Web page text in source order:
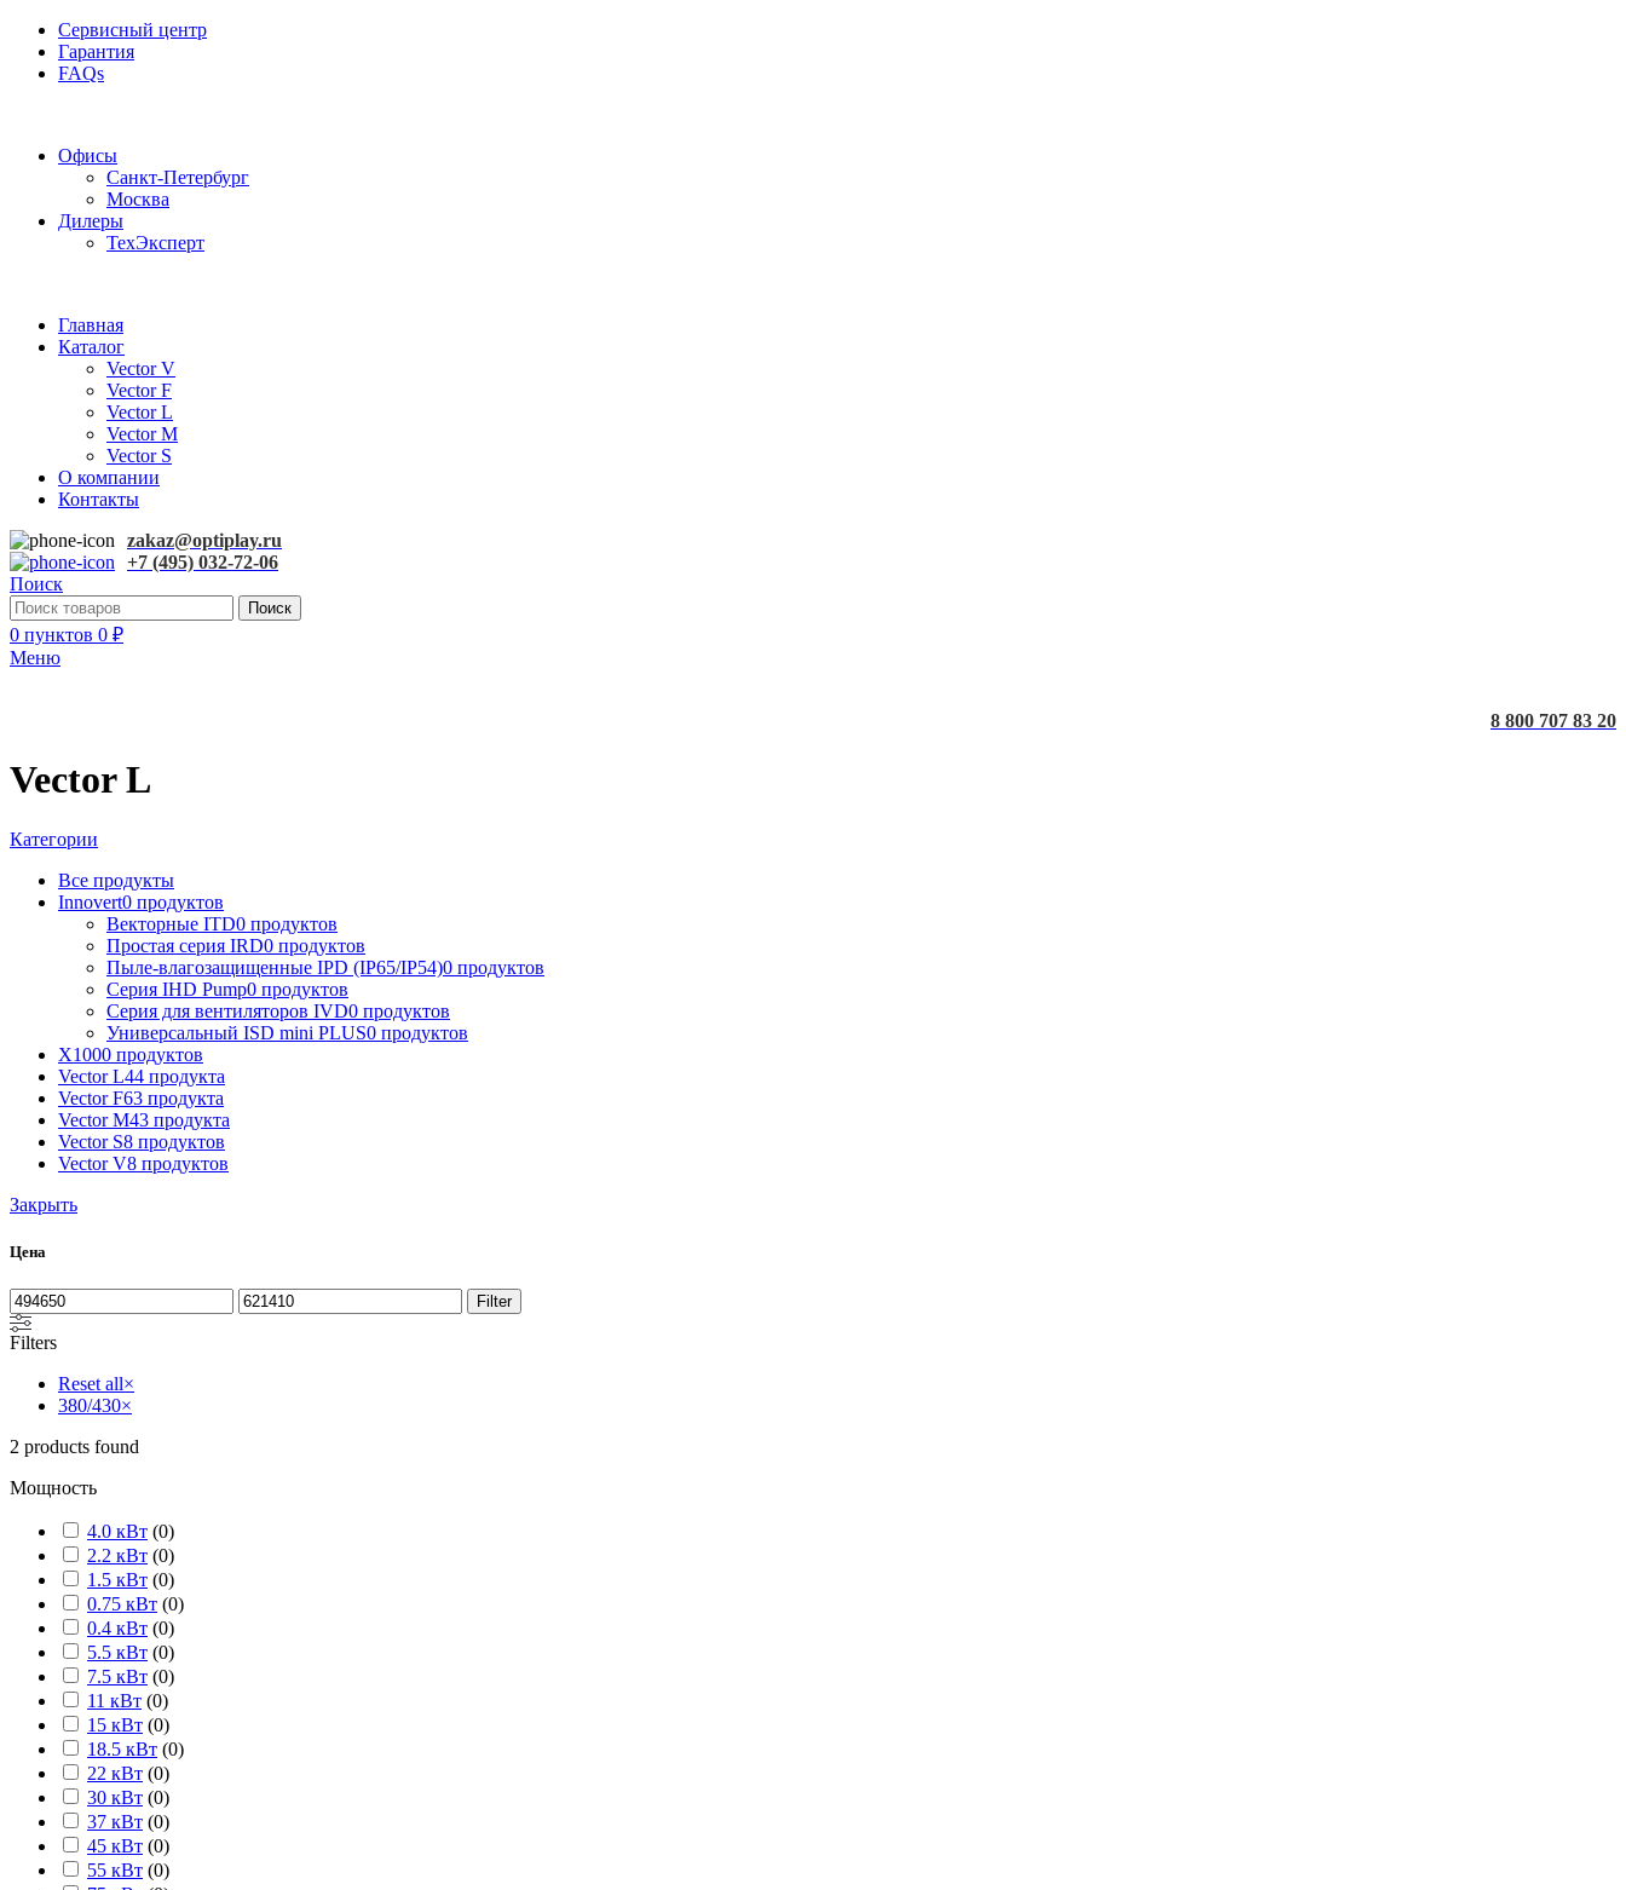
Сервисный центр
Гарантия
FAQs
Офисы
Санкт-Петербург
Москва
Дилеры
ТехЭксперт
Главная
Каталог
Vector V
Vector F
Vector L
Vector M
Vector S
О компании
Контакты
zakaz@optiplay.ru
+7 (495) 032-72-06
Поиск
Поиск
0 пунктов 0 ₽
Меню
8 800 707 83 20
Vector L
Категории
Все продукты
Innovert0 продуктов
Векторные ITD0 продуктов
Простая серия IRD0 продуктов
Пыле-влагозащищенные IPD (IP65/IP54)0 продуктов
Серия IHD Pump0 продуктов
Серия для вентиляторов IVD0 продуктов
Универсальный ISD mini PLUS0 продуктов
X1000 продуктов
Vector L44 продукта
Vector F63 продукта
Vector M43 продукта
Vector S8 продуктов
Vector V8 продуктов
Закрыть
Цена
Filter
Filters
Reset all×
380/430×
2 products found
Мощность
4.0 кВт (0)
2.2 кВт (0)
1.5 кВт (0)
0.75 кВт (0)
0.4 кВт (0)
5.5 кВт (0)
7.5 кВт (0)
11 кВт (0)
15 кВт (0)
18.5 кВт (0)
22 кВт (0)
30 кВт (0)
37 кВт (0)
45 кВт (0)
55 кВт (0)